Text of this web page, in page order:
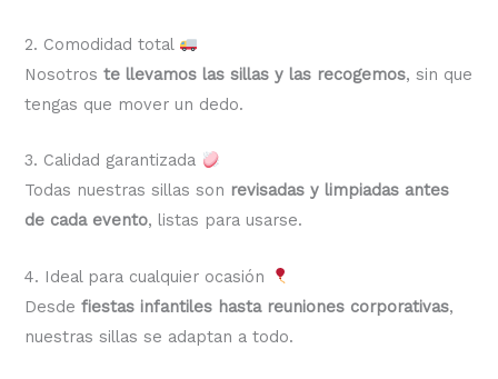
2. Comodidad total
Nosotroste llevamos las sillas y las recogemos, sin que
tengas que mover un dedo.
3. Calidad garantizada
Todas nuestras sillas son revisadas y limpiadas antes
de cada evento, listas para usarse.
4. Ideal para cualquier ocasión
Desdefiestas infantiles hasta reuniones corporativas,
nuestras sillas se adaptan a todo.